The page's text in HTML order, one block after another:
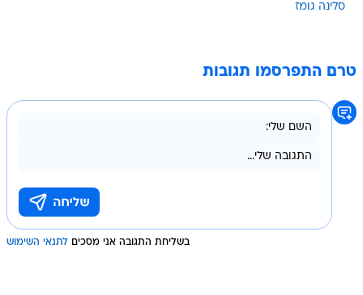
סלינה גומז
טרם התפרסמו תגובות
בשליחת התגובה אני מסכים לתנאי השימוש